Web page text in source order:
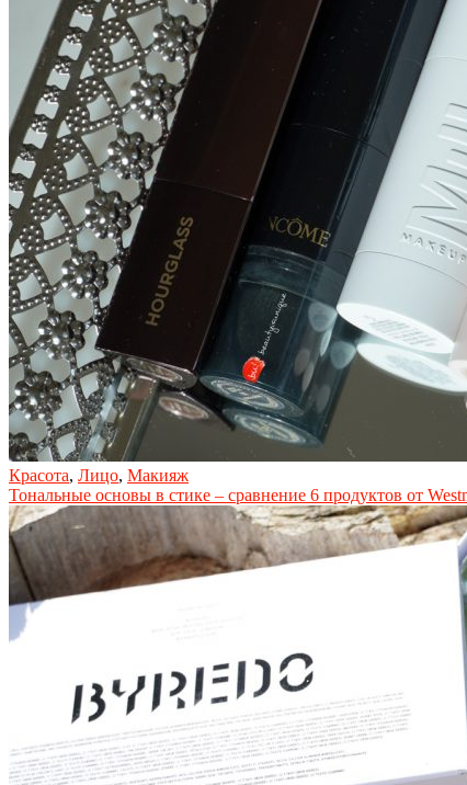
Красота, Лицо, Макияж
Тональные основы в стике – сравнение 6 продуктов от